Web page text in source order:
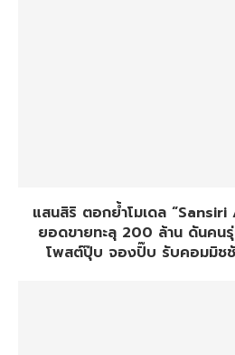
แสนสิริ ตอกย้ำโมเดล
ยอดขายทะลุ 200 ล้าน ดันคนรุ่
โพสต์ปุ๊บ จองปั๊บ รับคอมมิชชั